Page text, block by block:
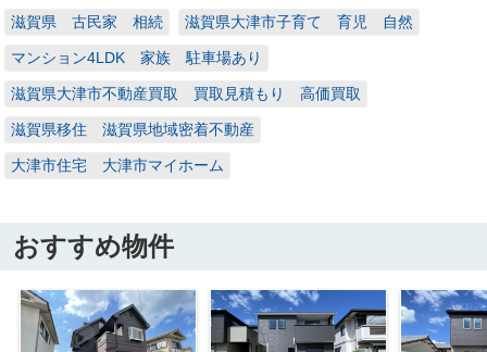
滋賀県 古民家 相続 滋賀県大津市子育て 育児 自然
マンション4LDK 家族 駐車場あり
滋賀県大津市不動産買取 買取見積もり 高価買取
滋賀県移住 滋賀県地域密着不動産
大津市住宅 大津市マイホーム
おすすめ物件